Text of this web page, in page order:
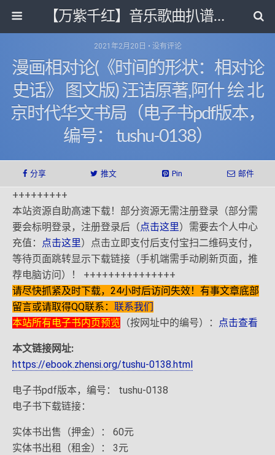
【万紫千红】音乐歌曲扒谱打带和电子书影视剧资源网
2021年2月20日 • 没有评论
漫画相对论(《时间的形状：相对论
史话》 图文版) 汪诘原著,阿什 绘 北
京时代华文书局（电子书pdf版本，
编号： tushu-0138）
分享 推文 Pin 邮件
+++++++++
本站资源自助高速下载！部分资源无需注册登录（部分需
要会标明登录，注册登录后（点击这里）需要去个人中心
充值：
点击这里）点击立即支付后支付宝扫二维码支付，
等待页面跳转显示下载链接（手机端需手动刷新页面，推
荐电脑访问）！ +++++++++++++++
请尽快抓紧及时下载，24小时后访问失效！有事文章底部
留言或请取得QQ联系： 联系我们
本站所有电子书内页预览 （按网址中的编号）： 点击查看
本文链接网址:
https://ebook.zhensi.org/tushu-0138.html
电子书pdf版本，编号： tushu-0138
电子书下载链接：
实体书出售（押金）： 60元
实体书出租（租金）： 3元